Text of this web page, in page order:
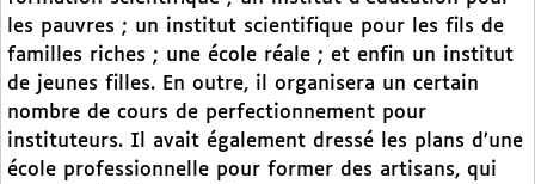
les pauvres ; un institut scientifique pour les fils de
familles riches ; une école réale ; et enfin un institut
de jeunes filles. En outre, il organisera un certain
nombre de cours de perfectionnement pour
instituteurs. Il avait également dressé les plans d’une
école professionnelle pour former des artisans, qui